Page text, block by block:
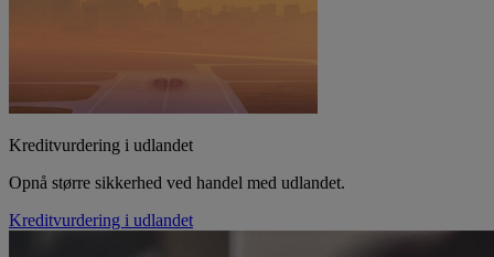
Kreditvurdering i udlandet
Opnå større sikkerhed ved handel med udlandet.
Kreditvurdering i udlandet